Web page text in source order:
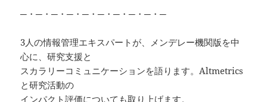
─・─・─・─・─・─・─・─・─・─
3人の情報管理エキスパートが、メンデレー機関版を中
心に、研究支援と
スカラリーコミュニケーションを語ります。Altmetrics
と研究活動の
インパクト評価についても取り上げます。